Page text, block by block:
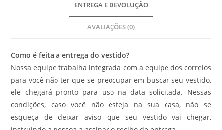
ENTREGA E DEVOLUÇÃO
AVALIAÇÕES (0)
Como é feita a entrega do vestido?
Nossa equipe trabalha integrada com a equipe dos correios
para você não ter que se preocupar em buscar seu vestido,
ele chegará pronto para uso na data solicitada. Nessas
condições, caso você não esteja na sua casa, não se
esqueça de deixar aviso que seu vestido vai chegar,